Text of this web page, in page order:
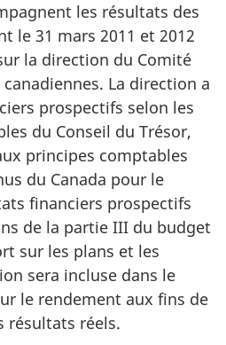
les résultats des
le 31 mars 2011 et 2012
la direction du Comité
La direction a
prospectifs selon les
du Conseil du Trésor,
principes comptables
du Canada pour le
financiers prospectifs
de la partie III du budget
sur les plans et les
sera incluse dans le
le rendement aux fins de
résultats réels.